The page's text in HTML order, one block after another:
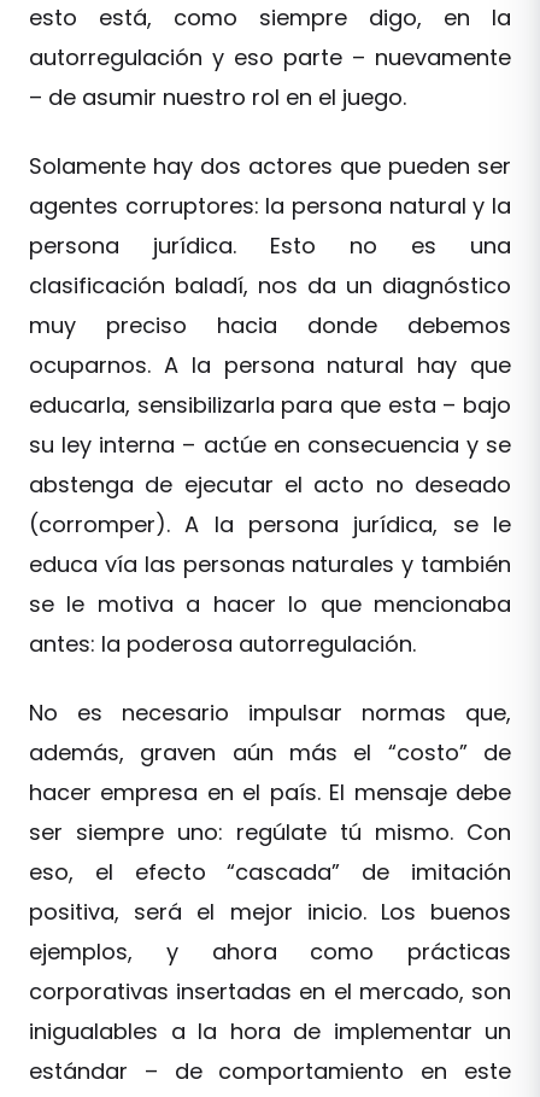
esto está, como siempre digo, en la
autorregulación y eso parte – nuevamente
– de asumir nuestro rol en el juego.
Solamente hay dos actores que pueden ser
agentes corruptores: la persona natural y la
persona jurídica. Esto no es una
clasificación baladí, nos da un diagnóstico
muy preciso hacia donde debemos
ocuparnos. A la persona natural hay que
educarla, sensibilizarla para que esta – bajo
su ley interna – actúe en consecuencia y se
abstenga de ejecutar el acto no deseado
(corromper). A la persona jurídica, se le
educa vía las personas naturales y también
se le motiva a hacer lo que mencionaba
antes: la poderosa autorregulación.
No es necesario impulsar normas que,
además, graven aún más el “costo” de
hacer empresa en el país. El mensaje debe
ser siempre uno: regúlate tú mismo. Con
eso, el efecto “cascada” de imitación
positiva, será el mejor inicio. Los buenos
ejemplos, y ahora como prácticas
corporativas insertadas en el mercado, son
inigualables a la hora de implementar un
estándar – de comportamiento en este